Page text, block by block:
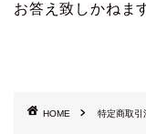
お答え致しかねま
HOME 特定商取引